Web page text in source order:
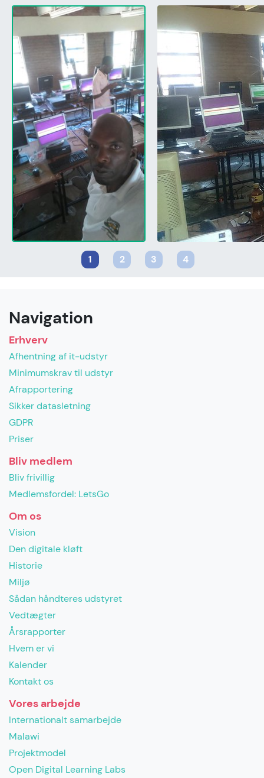
1 2 3 4
Navigation
Erhverv
Afhentning af it-udstyr
Minimumskrav til udstyr
Afrapportering
Sikker datasletning
GDPR
Priser
Bliv medlem
Bliv frivillig
Medlemsfordel: LetsGo
Om os
Vision
Den digitale kløft
Historie
Miljø
Sådan håndteres udstyret
Vedtægter
Årsrapporter
Hvem er vi
Kalender
Kontakt os
Vores arbejde
Internationalt samarbejde
Malawi
Projektmodel
Open Digital Learning Labs